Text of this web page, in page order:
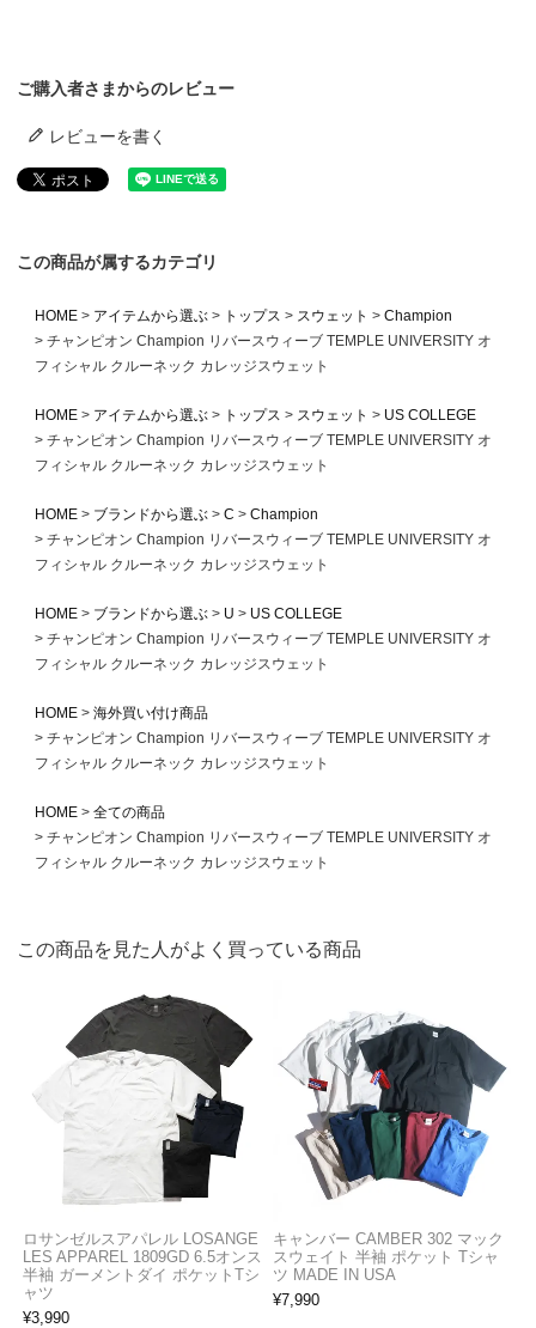
ご購入者さまからのレビュー
レビューを書く
この商品が属するカテゴリ
HOME アイテムから選ぶ トップス スウェット
Champion
チャンピオン Champion リバースウィーブ TEMPLE UNIVERSITY オ
フィシャル クルーネック カレッジスウェット
HOME アイテムから選ぶ トップス スウェット
US COLLEGE
チャンピオン Champion リバースウィーブ TEMPLE UNIVERSITY オ
フィシャル クルーネック カレッジスウェット
HOME ブランドから選ぶ C
Champion
チャンピオン Champion リバースウィーブ TEMPLE UNIVERSITY オ
フィシャル クルーネック カレッジスウェット
HOME ブランドから選ぶ U
US COLLEGE
チャンピオン Champion リバースウィーブ TEMPLE UNIVERSITY オ
フィシャル クルーネック カレッジスウェット
HOME
海外買い付け商品
チャンピオン Champion リバースウィーブ TEMPLE UNIVERSITY オ
フィシャル クルーネック カレッジスウェット
HOME
全ての商品
チャンピオン Champion リバースウィーブ TEMPLE UNIVERSITY オ
フィシャル クルーネック カレッジスウェット
この商品を見た人がよく買っている商品
ロサンゼルスアパレル LOSANGE
LES APPAREL 1809GD 6.5オンス
半袖 ガーメントダイ ポケットTシ
ャツ
¥3,990
キャンバー CAMBER 302 マック
スウェイト 半袖 ポケット Tシャ
ツ MADE IN USA
¥7,990